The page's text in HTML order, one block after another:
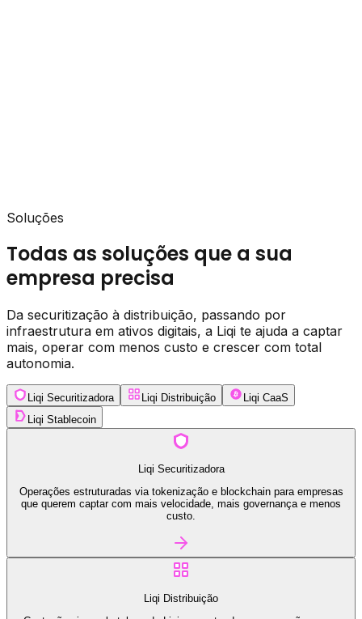
Soluções
Todas as soluções que a sua
empresa precisa
Da securitização à distribuição, passando por
infraestrutura em ativos digitais, a Liqi te ajuda a captar
mais, operar com menos custo e crescer com total
autonomia.
Liqi Securitizadora Liqi Distribuição
Liqi CaaS
Liqi Stablecoin
Liqi Securitizadora
Operações estruturadas via tokenização e blockchain para empresas
que querem captar com mais velocidade, mais governança e menos
custo.
Liqi Distribuição